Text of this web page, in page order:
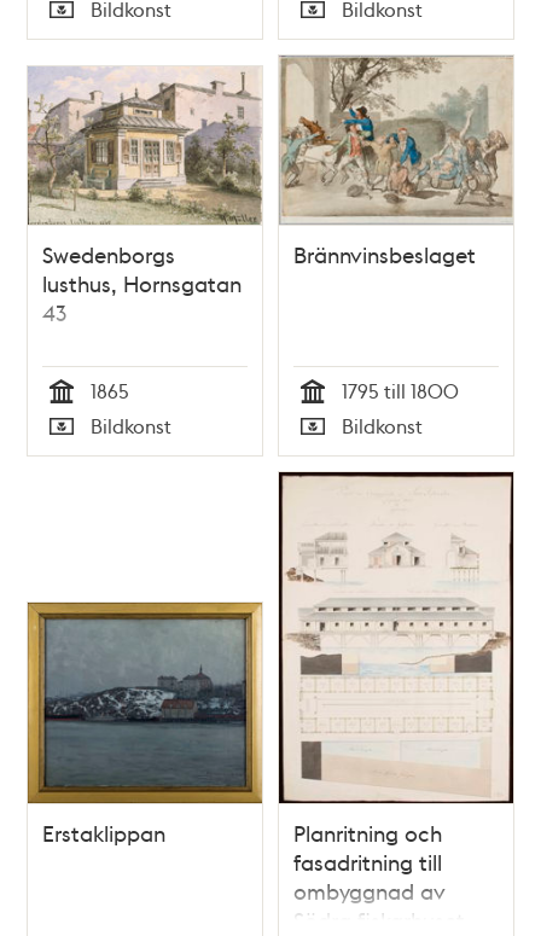
Typ
Bildkonst
Typ
Bildkonst
Swedenborgs
lusthus, Hornsgatan
43
Tid
1865
Typ
Bildkonst
Brännvinsbeslaget
Tid
1795 till 1800
Typ
Bildkonst
Erstaklippan
Planritning och
fasadritning till
ombyggnad av
Södra fiskarhuset